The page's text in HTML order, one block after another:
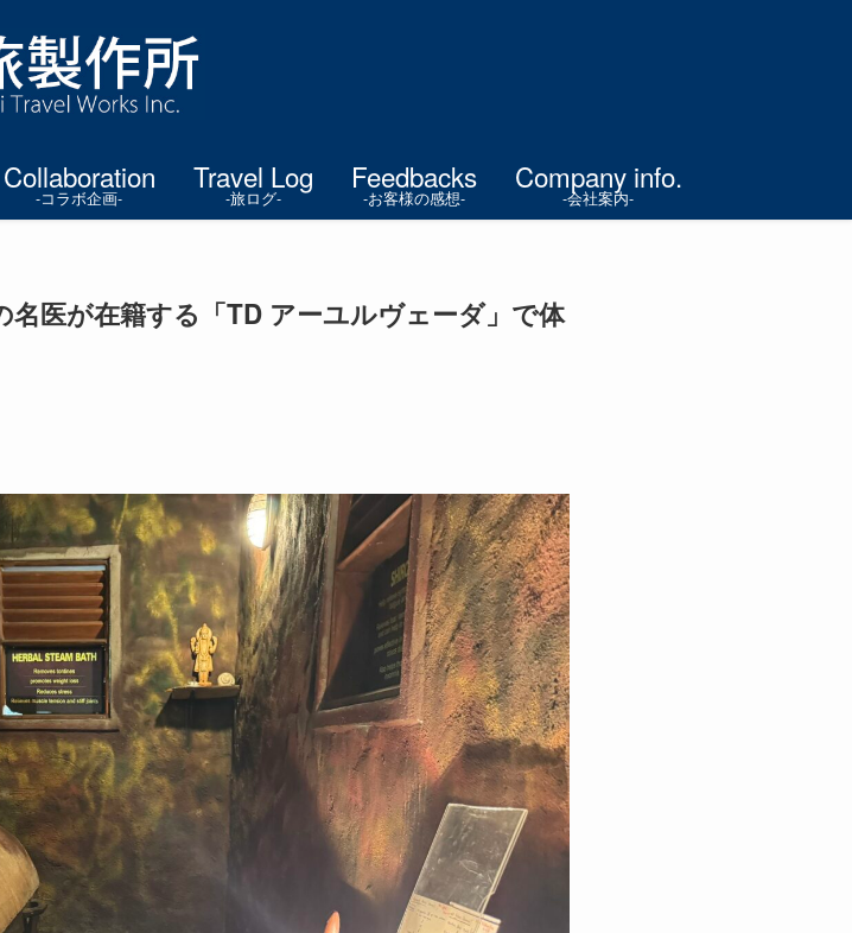
Collaboration
-コラボ企画-
Travel Log
-旅ログ-
Feedbacks
-お客様の感想-
Company info.
-会社案内-
名医が在籍する「TD アーユルヴェーダ」で体